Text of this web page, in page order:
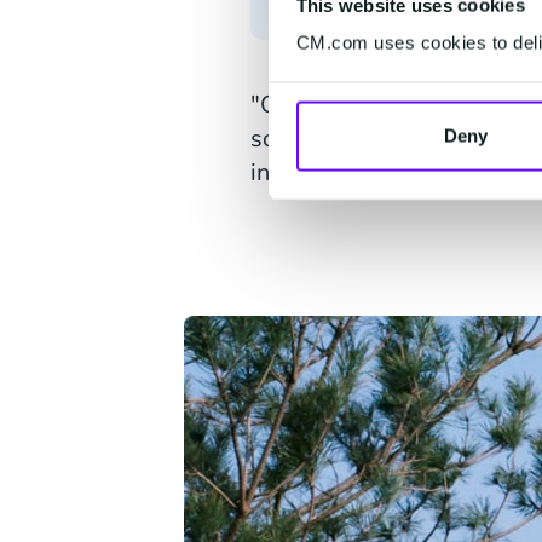
This website uses cookies
CM.com uses cookies to
Deny
"Con más de 250,000
solución que pudiera
integrado. Fue entonces